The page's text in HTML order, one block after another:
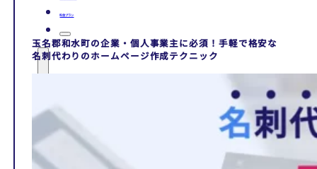
料金プラン
玉名郡和水町の企業・個人事業主に必須！手軽で格安な
名刺代わりのホームページ作成テクニック